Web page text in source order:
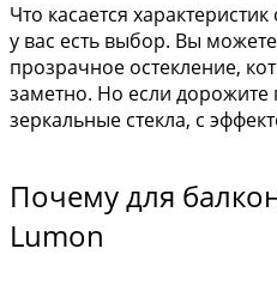
Что касается
у вас есть выбор. Вы
прозрачное остекление,
заметно. Но если
зеркальные стекла, с
Почему для
Lumon